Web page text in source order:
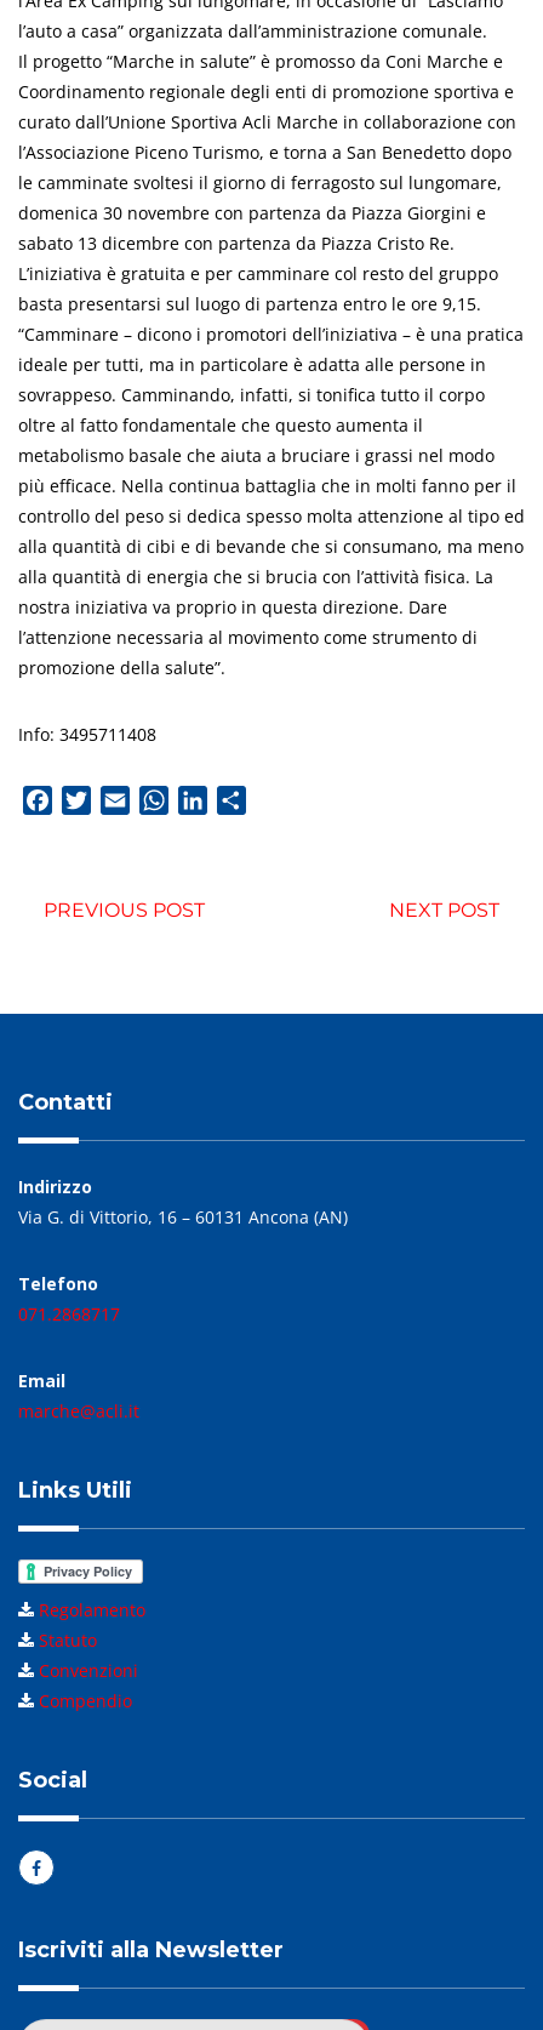
l’auto a casa” organizzata dall’amministrazione comunale.
Il progetto “Marche in salute” è promosso da Coni Marche e
Coordinamento regionale degli enti di promozione sportiva e
curato dall’Unione Sportiva Acli Marche in collaborazione con
l’Associazione Piceno Turismo, e torna a San Benedetto dopo
le camminate svoltesi il giorno di ferragosto sul lungomare,
domenica 30 novembre con partenza da Piazza Giorgini e
sabato 13 dicembre con partenza da Piazza Cristo Re.
L’iniziativa è gratuita e per camminare col resto del gruppo
basta presentarsi sul luogo di partenza entro le ore 9,15.
“Camminare – dicono i promotori dell’iniziativa – è una pratica
ideale per tutti, ma in particolare è adatta alle persone in
sovrappeso. Camminando, infatti, si tonifica tutto il corpo
oltre al fatto fondamentale che questo aumenta il
metabolismo basale che aiuta a bruciare i grassi nel modo
più efficace. Nella continua battaglia che in molti fanno per il
controllo del peso si dedica spesso molta attenzione al tipo ed
alla quantità di cibi e di bevande che si consumano, ma meno
alla quantità di energia che si brucia con l’attività fisica. La
nostra iniziativa va proprio in questa direzione. Dare
l’attenzione necessaria al movimento come strumento di
promozione della salute”.
Info: 3495711408
FacebookTwitterEmail WhatsApp
LinkedIn
PREVIOUS POST NEXT POST
Contatti
Indirizzo
Via G. di Vittorio, 16 – 60131 Ancona (AN)
Telefono
071.2868717
Email
marche@acli.it
Links Utili
Regolamento
Statuto
Convenzioni
Compendio
Social
Iscriviti alla Newsletter